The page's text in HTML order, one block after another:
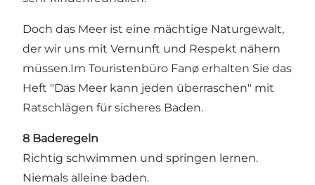
Doch das Meer ist eine mächtige Naturgewalt,
der wir uns mit Vernunft und Respekt nähern
müssen.Im Touristenbüro Fanø erhalten Sie das
Heft "Das Meer kann jeden überraschen" mit
Ratschlägen für sicheres Baden.
8 Baderegeln
Richtig schwimmen und springen lernen.
Niemals alleine baden.